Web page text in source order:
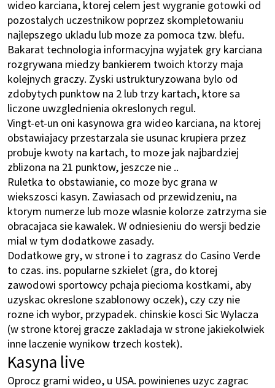
wideo karciana, ktorej celem jest wygranie gotowki od
pozostalych uczestnikow poprzez skompletowaniu
najlepszego ukladu lub moze za pomoca tzw. blefu.
Bakarat technologia informacyjna wyjatek gry karciana
rozgrywana miedzy bankierem twoich ktorzy maja
kolejnych graczy. Zyski ustrukturyzowana bylo od
zdobytych punktow na 2 lub trzy kartach, ktore sa
liczone uwzglednienia okreslonych regul.
Vingt-et-un oni kasynowa gra wideo karciana, na ktorej
obstawiajacy przestarzala sie usunac krupiera przez
probuje kwoty na kartach, to moze jak najbardziej
zblizona na 21 punktow, jeszcze nie ..
Ruletka to obstawianie, co moze byc grana w
wiekszosci kasyn. Zawiasach od przewidzeniu, na
ktorym numerze lub moze wlasnie kolorze zatrzyma sie
obracajaca sie kawalek. W odniesieniu do wersji bedzie
mial w tym dodatkowe zasady.
Dodatkowe gry, w strone i to zagrasz do Casino Verde
to czas. ins. popularne szkielet (gra, do ktorej
zawodowi sportowcy pchaja piecioma kostkami, aby
uzyskac okreslone szablonowy oczek), czy czy nie
rozne ich wybor, przypadek. chinskie kosci Sic Wylacza
(w strone ktorej gracze zakladaja w strone jakiekolwiek
inne laczenie wynikow trzech kostek).
Kasyna live
Oprocz grami wideo, u USA. powinienes uzyc zagrac